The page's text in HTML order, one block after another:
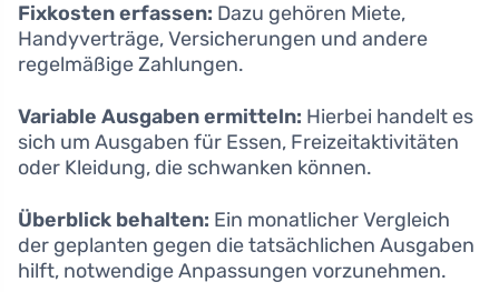
Fixkosten erfassen: Dazu gehören Miete,
Handyverträge, Versicherungen und andere
regelmäßige Zahlungen.
Variable Ausgaben ermitteln: Hierbei handelt es
sich um Ausgaben für Essen, Freizeitaktivitäten
oder Kleidung, die schwanken können.
Überblick behalten: Ein monatlicher Vergleich
der geplanten gegen die tatsächlichen Ausgaben
hilft, notwendige Anpassungen vorzunehmen.